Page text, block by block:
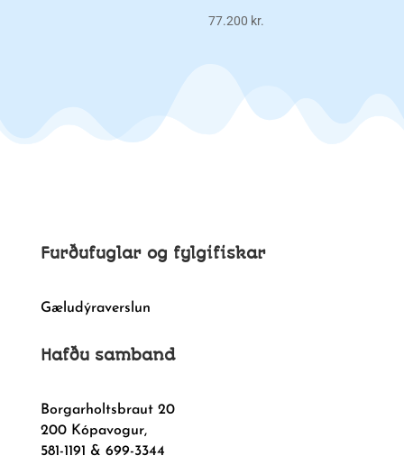
77.200 kr.
Furðufuglar og fylgifiskar
Gæludýraverslun
Hafðu samband
Borgarholtsbraut 20
200 Kópavogur,
581-1191 & 699-3344